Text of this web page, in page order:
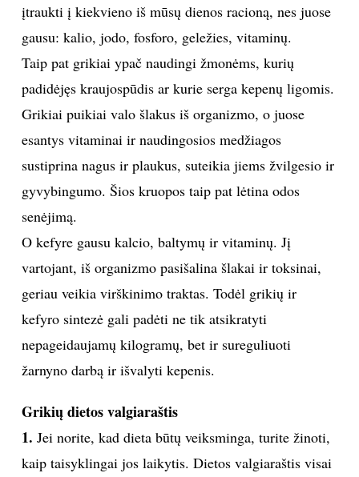
SPORTAS
FOTOGRAFIJA
MENAS
ĮDOMYBĖS
ISTORIJA
KNYGOS
NAMAI
įtraukti į kiekvieno iš mūsų dienos racioną, nes juose
gausu: kalio, jodo, fosforo, geležies, vitaminų.
Taip pat grikiai ypač naudingi žmonėms, kurių
padidėjęs kraujospūdis ar kurie serga kepenų ligomis.
Grikiai puikiai valo šlakus iš organizmo, o juose
esantys vitaminai ir naudingosios medžiagos
sustiprina nagus ir plaukus, suteikia jiems žvilgesio ir
gyvybingumo. Šios kruopos taip pat lėtina odos
senėjimą.
O kefyre gausu kalcio, baltymų ir vitaminų. Jį
vartojant, iš organizmo pasišalina šlakai ir toksinai,
geriau veikia virškinimo traktas. Todėl grikių ir
kefyro sintezė gali padėti ne tik atsikratyti
nepageidaujamų kilogramų, bet ir sureguliuoti
žarnyno darbą ir išvalyti kepenis.
Grikių dietos valgiaraštis
1. Jei norite, kad dieta būtų veiksminga, turite žinoti,
kaip taisyklingai jos laikytis. Dietos valgiaraštis visai